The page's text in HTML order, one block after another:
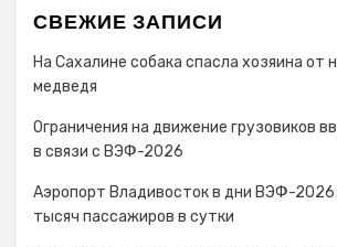
СВЕЖИЕ ЗАПИСИ
На Сахалине собака спасла хозяина от
медведя
Ограничения на движение грузовиков
в связи с ВЭФ-2026
Аэропорт Владивосток в дни ВЭФ-
тысяч пассажиров в сутки